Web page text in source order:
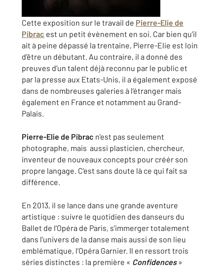
Cette exposition sur le travail de Pierre-Elie de
Pibrac est un petit évènement en soi. Car bien qu’il
ait à peine dépassé la trentaine, Pierre-Elie est loin
d’être un débutant. Au contraire, il a donné des
preuves d’un talent déjà reconnu par le public et
par la presse aux Etats-Unis, il a également exposé
dans de nombreuses galeries à l’étranger mais
également en France et notamment au Grand-
Palais.
Pierre-Elie de Pibrac n’est pas seulement
photographe, mais aussi plasticien, chercheur,
inventeur de nouveaux concepts pour créér son
propre langage. C’est sans doute là ce qui fait sa
différence.
En 2013, il se lance dans une grande aventure
artistique : suivre le quotidien des danseurs du
Ballet de l’Opéra de Paris, s’immerger totalement
dans l’univers de la danse mais aussi de son lieu
emblématique, l’Opéra Garnier. Il en ressort trois
séries distinctes : la première « Confidences »